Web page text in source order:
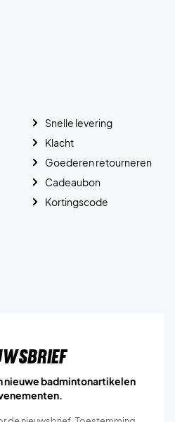
Snelle levering
Klacht
Goederen retourneren
Cadeaubon
Kortingscode
nieuwe badmintonartikelen